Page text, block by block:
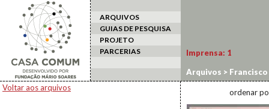
ARQUIVOS
GUIAS DE PESQUISA
PROJETO
PARCERIAS
Voltar aos arquivos
Imprensa: 1
Arquivos >
ordenar